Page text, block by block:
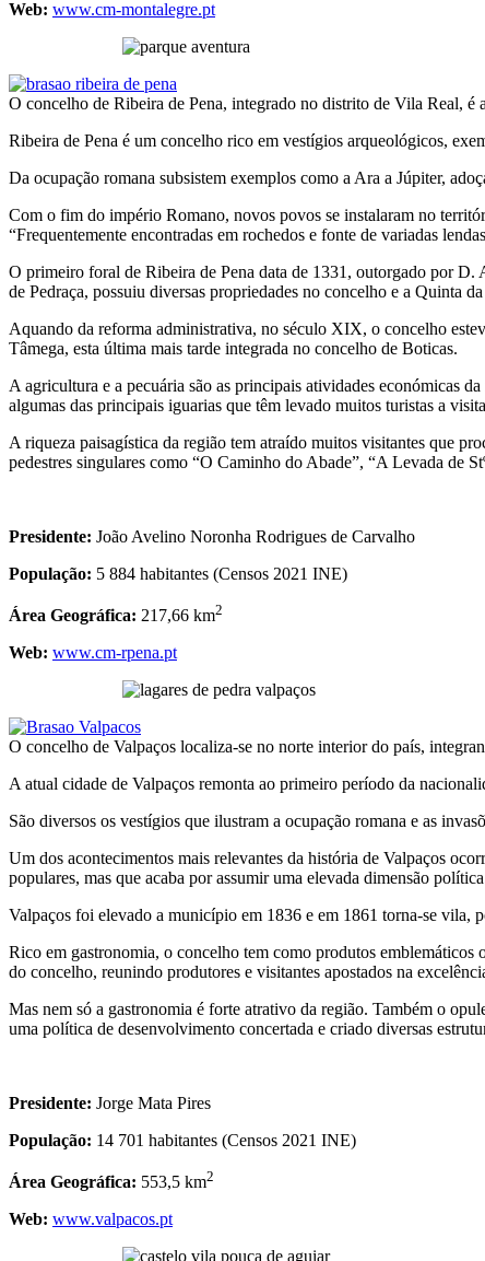
Web: www.cm-montalegre.pt
O concelho de Ribeira de Pena, integrado no distrito de Vila Real, é
Ribeira de Pena é um concelho rico em vestígios arqueológicos,
Da ocupação romana subsistem exemplos como a Ara a Júpiter,
Com o fim do império Romano, novos povos se instalaram no
“Frequentemente encontradas em rochedos e fonte de variadas
O primeiro foral de Ribeira de Pena data de 1331, outorgado por
de Pedraça, possuiu diversas propriedades no concelho e a Quinta
Aquando da reforma administrativa, no século XIX, o concelho
Tâmega, esta última mais tarde integrada no concelho de Boticas.
A agricultura e a pecuária são as principais atividades económicas
algumas das principais iguarias que têm levado muitos turistas a
A riqueza paisagística da região tem atraído muitos visitantes que
pedestres singulares como “O Caminho do Abade”, “A Levada de
Presidente: João Avelino Noronha Rodrigues de Carvalho
População: 5 884 habitantes (Censos 2021 INE)
Área Geográfica: 217,66 km2
Web: www.cm-rpena.pt
O concelho de Valpaços localiza-se no norte interior do país,
A atual cidade de Valpaços remonta ao primeiro período da
São diversos os vestígios que ilustram a ocupação romana e as
Um dos acontecimentos mais relevantes da história de Valpaços
populares, mas que acaba por assumir uma elevada dimensão
Valpaços foi elevado a município em 1836 e em 1861 torna-se vila,
Rico em gastronomia, o concelho tem como produtos emblemáticos
do concelho, reunindo produtores e visitantes apostados na
Mas nem só a gastronomia é forte atrativo da região. Também o
uma política de desenvolvimento concertada e criado diversas
Presidente: Jorge Mata Pires
População: 14 701 habitantes (Censos 2021 INE)
Área Geográfica: 553,5 km2
Web: www.valpacos.pt